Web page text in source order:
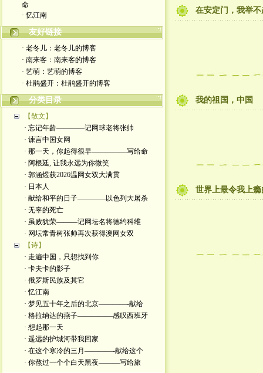
命
· 忆江南
友好链接
· 老冬儿：老冬儿的博客
· 南来客：南来客的博客
· 艺萌：艺萌的博客
· 杜鹃盛开：杜鹃盛开的博客
分类目录
【散文】
· 忘记年龄————记网球老将张帅
· 谏言中国女网
· 那一天，你起得很早—————写给命
· 阿根廷, 让我永远为你微笑
· 郭涵煜获2026温网女双大满贯
· 日本人
· 献给和平的日子————以色列大屠杀
· 无辜的死亡
· 虽败犹荣———记网坛名将德约科维
· 网坛常青树张帅再次获得澳网女双
【诗】
· 走遍中国，只想找到你
· 卡夫卡的影子
· 俄罗斯民族及其它
· 忆江南
· 梦见五十年之后的北京————-献给
· 格拉纳达的燕子—————感叹西班牙
· 想起那一天
· 遥远的护城河带我回家
· 在这个寒冷的三月————-献给这个
· 你熬过一个个白天黑夜———写给旅
在安定门，我举
我的祖国，中国
世界上最令我上